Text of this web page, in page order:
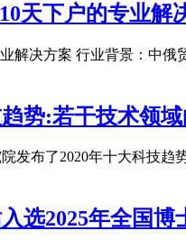
天下户的专业解
解决方案 行业背景：中
势:若干技术领
发布了2020年十大科技
选2025年全国博